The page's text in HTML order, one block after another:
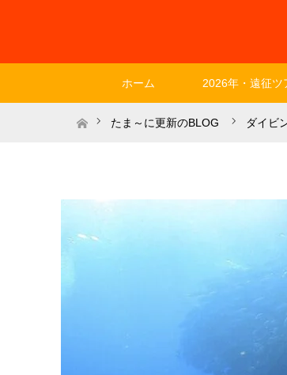
ホーム 2026年・遠征ツ
ホームたま～に更新のBLOG ダイビ